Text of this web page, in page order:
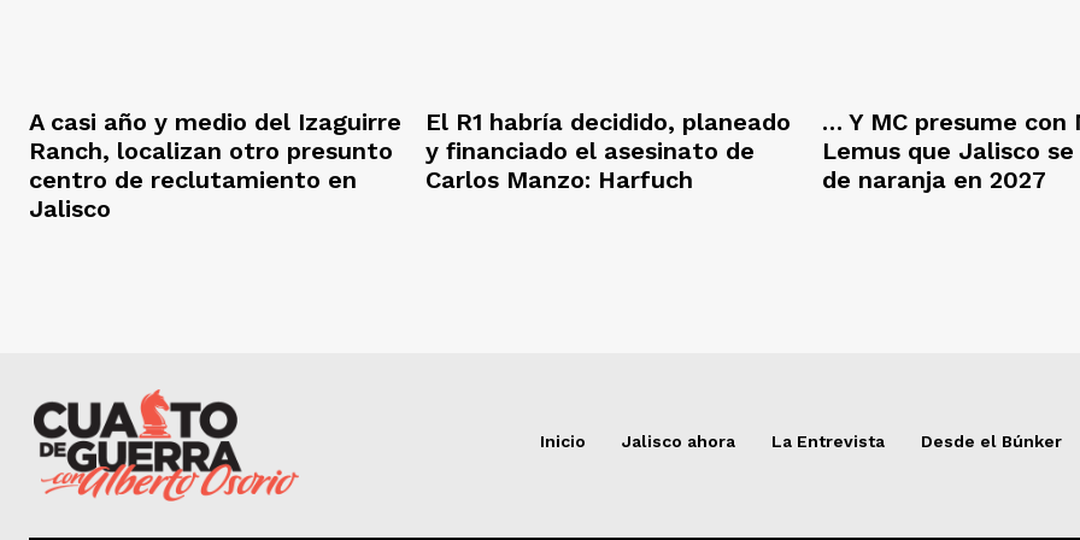
A casi año y medio del Izaguirre
Ranch, localizan otro presunto
centro de reclutamiento en
Jalisco
El R1 habría decidido, planeado
y financiado el asesinato de
Carlos Manzo: Harfuch
… Y MC presume con
Lemus que Jalisco
de naranja en 2027
Inicio Jalisco ahora La Entrevista Desde el Búnker